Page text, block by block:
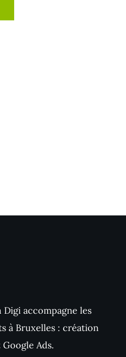
Digi accompagne les
à Bruxelles : création
Ads.